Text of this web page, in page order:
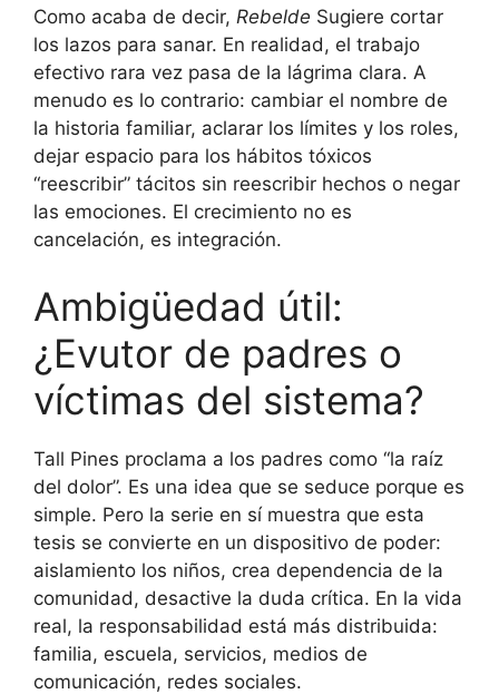
Como acaba de decir, Rebelde Sugiere cortar
los lazos para sanar. En realidad, el trabajo
efectivo rara vez pasa de la lágrima clara. A
menudo es lo contrario: cambiar el nombre de
la historia familiar, aclarar los límites y los roles,
dejar espacio para los hábitos tóxicos
“reescribir” tácitos sin reescribir hechos o negar
las emociones. El crecimiento no es
cancelación, es integración.
Ambigüedad útil:
¿Evutor de padres o
víctimas del sistema?
Tall Pines proclama a los padres como “la raíz
del dolor”. Es una idea que se seduce porque es
simple. Pero la serie en sí muestra que esta
tesis se convierte en un dispositivo de poder:
aislamiento los niños, crea dependencia de la
comunidad, desactive la duda crítica. En la vida
real, la responsabilidad está más distribuida:
familia, escuela, servicios, medios de
comunicación, redes sociales.